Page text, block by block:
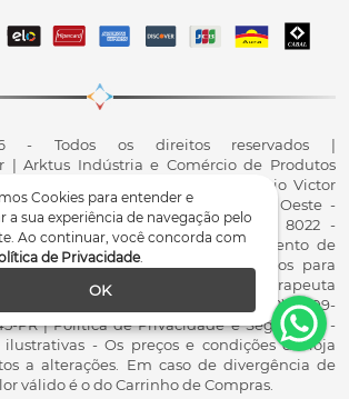
Cookies para entender e
a sua experiência de navegação pelo
Ao continuar, você concorda com
de Privacidade.
OK
- Todos os direitos reservados |
| Arktus Indústria e Comércio de Produtos
01.417.367/0001-78 | R. Antônio Victor
Industrial II, Santa Tereza do Oeste -
900 - Fale conosco: 0800 200 8022 -
| Autorização de Funcionamento de
- Para Fabricação de Produtos para
8.02.844-5 (UX418X102741) - Fisioterapeuta
Dr. Alex Fernando Zani - Crefito8(PR): 8409-
PR | Política de Privacidade e Segurança -
- Os preços e condições da loja
a alterações. Em caso de divergência de
válido é o do Carrinho de Compras.